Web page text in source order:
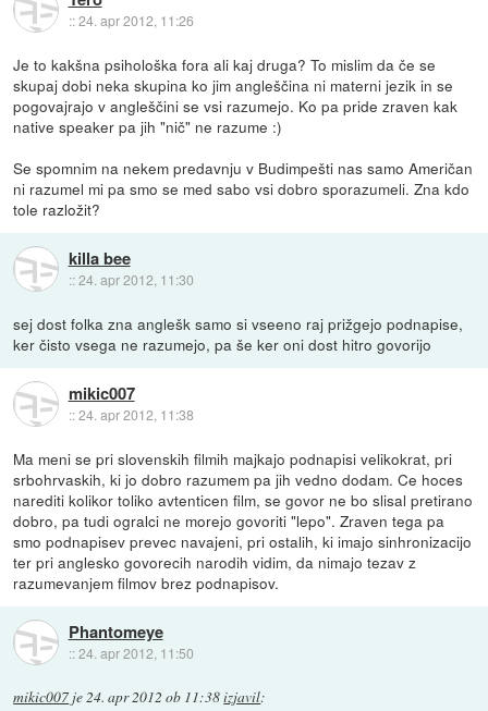
::24. apr 2012, 11:26
Je to kakšna psihološka fora ali kaj druga? To mislim da če se
skupaj dobi neka skupina ko jim angleščina ni materni jezik in se
pogovajrajo v angleščini se vsi razumejo. Ko pa pride zraven kak
native speaker pa jih "nič" ne razume :)
Se spomnim na nekem predavnju v Budimpešti nas samo Američan
ni razumel mi pa smo se med sabo vsi dobro sporazumeli. Zna kdo
tole razložit?
killa bee
::24. apr 2012, 11:30
sej dost folka zna anglešk samo si vseeno raj prižgejo podnapise,
ker čisto vsega ne razumejo, pa še ker oni dost hitro govorijo
mikic007
::24. apr 2012, 11:38
Ma meni se pri slovenskih filmih majkajo podnapisi velikokrat, pri
srbohrvaskih, ki jo dobro razumem pa jih vedno dodam. Ce hoces
narediti kolikor toliko avtenticen film, se govor ne bo slisal pretirano
dobro, pa tudi ogralci ne morejo govoriti "lepo". Zraven tega pa
smo podnapisev prevec navajeni, pri ostalih, ki imajo sinhronizacijo
ter pri anglesko govorecih narodih vidim, da nimajo tezav z
razumevanjem filmov brez podnapisov.
Phantomeye
::24. apr 2012, 11:50
mikic007 je 24. apr 2012 ob 11:38izjavil: